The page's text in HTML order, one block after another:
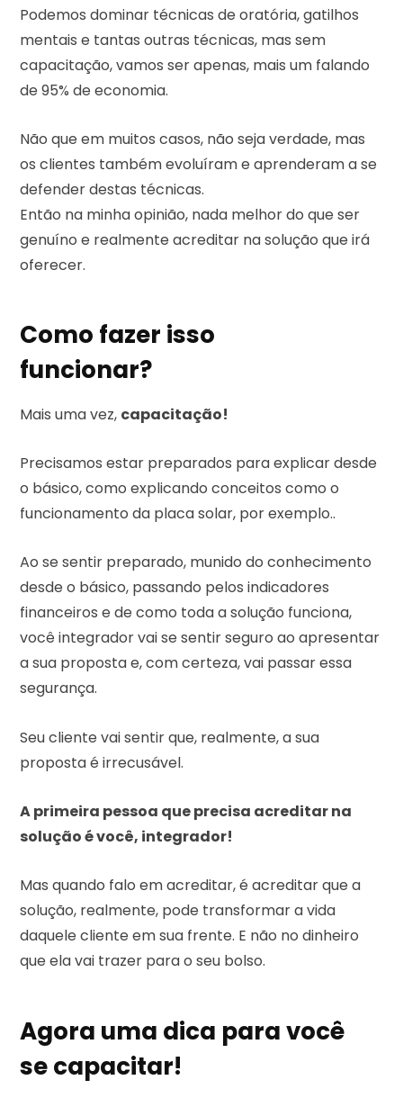
Podemos dominar técnicas de oratória, gatilhos
mentais e tantas outras técnicas, mas sem
capacitação, vamos ser apenas, mais um falando
de 95% de economia.
Não que em muitos casos, não seja verdade, mas
os clientes também evoluíram e aprenderam a se
defender destas técnicas.
Então na minha opinião, nada melhor do que ser
genuíno e realmente acreditar na solução que irá
oferecer.
Como fazer isso
funcionar?
Mais uma vez, capacitação!
Precisamos estar preparados para explicar desde
o básico, como explicando conceitos como o
funcionamento da placa solar, por exemplo..
Ao se sentir preparado, munido do conhecimento
desde o básico, passando pelos indicadores
financeiros e de como toda a solução funciona,
você integrador vai se sentir seguro ao apresentar
a sua proposta e, com certeza, vai passar essa
segurança.
Seu cliente vai sentir que, realmente, a sua
proposta é irrecusável.
A primeira pessoa que precisa acreditar na
solução é você, integrador!
Mas quando falo em acreditar, é acreditar que a
solução, realmente, pode transformar a vida
daquele cliente em sua frente. E não no dinheiro
que ela vai trazer para o seu bolso.
Agora uma dica para você
se capacitar!